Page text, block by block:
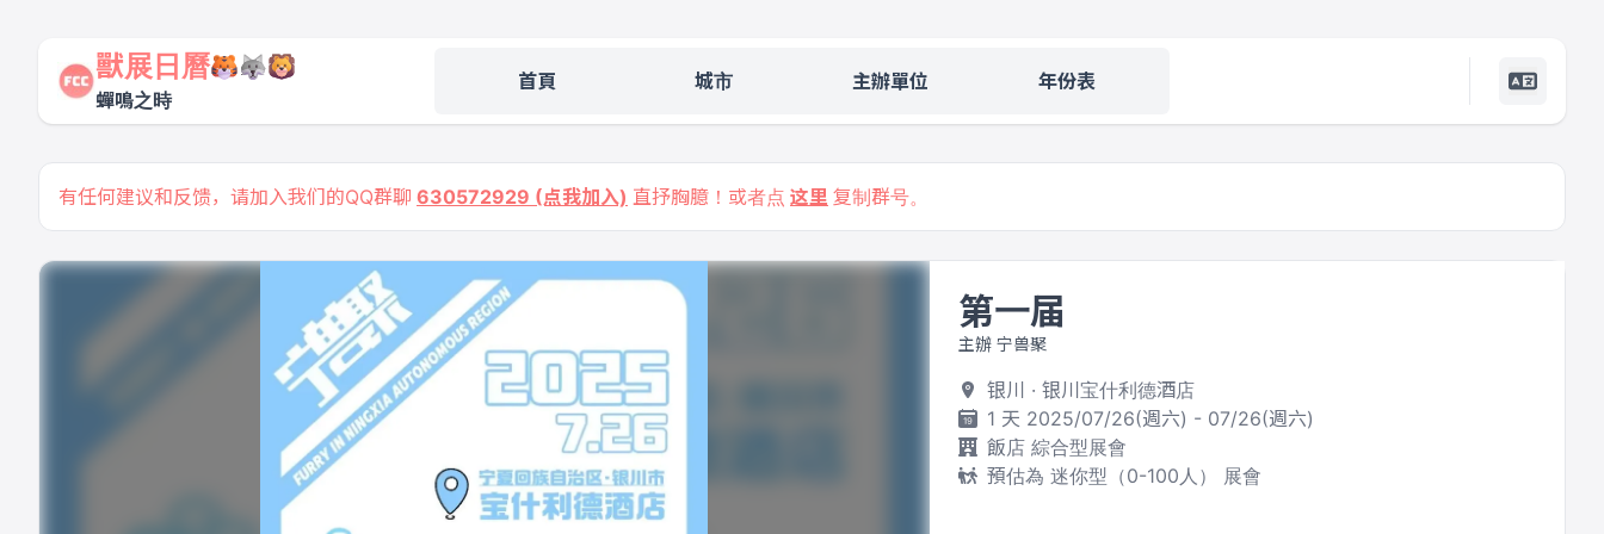
獸展日曆
蟬鳴之時
首頁 城市 主辦單位 年份表
有任何建议和反馈，请加入我们的QQ群聊 630572929 (点我加入) 直抒胸臆！或者点 这里 复制群号。
第一届
主辦 宁兽聚
银川 · 银川宝什利德酒店
1 天 2025/07/26(週六) - 07/26(週六)
飯店 綜合型展會
預估為 迷你型（0-100人） 展會